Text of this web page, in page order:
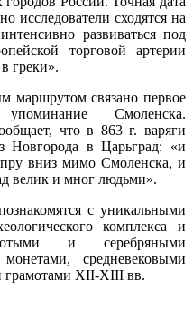
исследователи сходятся на
развиваться под
торговой артерии
греки».
маршрутом связано первое
Смоленска.
что в 863 г. варяги
Новгорода в Царьград: «и
вниз мимо Смоленска, и
велик и мног людьми».
с уникальными
комплекса и
и серебряными
средневековыми
грамотами XII-XIII вв.